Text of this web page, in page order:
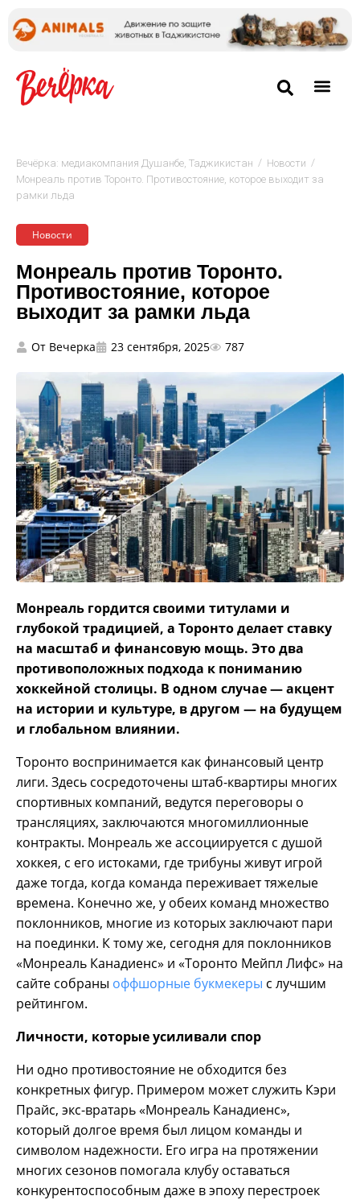
Вечёрка: медиакомпания Душанбе, Таджикистан / Новости /
Монреаль против Торонто. Противостояние, которое выходит за
рамки льда
Новости
Монреаль против Торонто.
Противостояние, которое
выходит за рамки льда
От Вечерка 23 сентября, 2025 787
Монреаль гордится своими титулами и
глубокой традицией, а Торонто делает ставку
на масштаб и финансовую мощь. Это два
противоположных подхода к пониманию
хоккейной столицы. В одном случае — акцент
на истории и культуре, в другом — на будущем
и глобальном влиянии.
Торонто воспринимается как финансовый центр
лиги. Здесь сосредоточены штаб-квартиры многих
спортивных компаний, ведутся переговоры о
трансляциях, заключаются многомиллионные
контракты. Монреаль же ассоциируется с душой
хоккея, с его истоками, где трибуны живут игрой
даже тогда, когда команда переживает тяжелые
времена. Конечно же, у обеих команд множество
поклонников, многие из которых заключают пари
на поединки. К тому же, сегодня для поклонников
«Монреаль Канадиенс» и «Торонто Мейпл Лифс» на
сайте собраны оффшорные букмекеры с лучшим
рейтингом.
Личности, которые усиливали спор
Ни одно противостояние не обходится без
конкретных фигур. Примером может служить Кэри
Прайс, экс-вратарь «Монреаль Канадиенс»,
который долгое время был лицом команды и
символом надежности. Его игра на протяжении
многих сезонов помогала клубу оставаться
конкурентоспособным даже в эпоху перестроек